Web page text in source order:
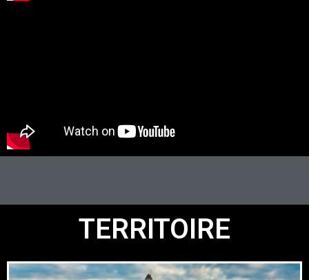
TERRITOIRE